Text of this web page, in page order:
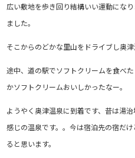
広い敷地を歩き回り結構いい運動にな
ました。
そこからのどかな里山をドライブし奥津
途中、道の駅でソフトクリームを食べ
かソフトクリームおいしかったなー。
ようやく奥津温泉に到着です、昔は湯
感じの温泉です。。今は宿泊先の宿だ
ると思います。